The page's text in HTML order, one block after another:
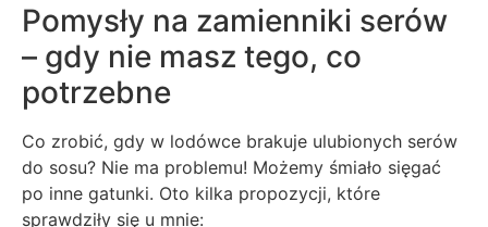
Pomysły na zamienniki serów
– gdy nie masz tego, co
potrzebne
Co zrobić, gdy w lodówce brakuje ulubionych serów
do sosu? Nie ma problemu! Możemy śmiało sięgać
po inne gatunki. Oto kilka propozycji, które
sprawdziły się u mnie: